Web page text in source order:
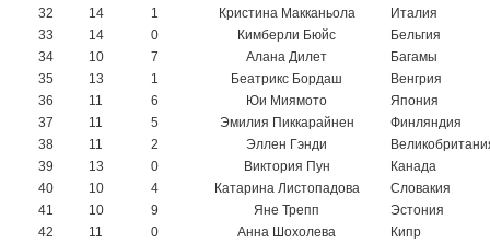
32
14 1 Кристина Макканьола
Италия
33
14 0 Кимберли Бюйс
Бельгия
34
10 7 Алана Дилет
Багамы
35
13 1 Беатрикс Бордаш
Венгрия
36
11 6 Юи Миямото
Япония
37
11 5 Эмилия Пиккарайнен
Финляндия
38
11 2 Эллен Гэнди
39
13 0 Виктория Пун
Канада
40
10 4 Катарина Листопадова
Словакия
41
10 9 Яне Трепп
Эстония
42
11 0 Анна Шохолева
Кипр